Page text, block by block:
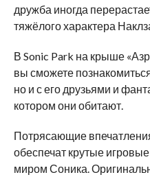
дружба иногда
тяжёлого характера
В Sonic Park на крыше
вы сможете
но и с его друзьями и
котором они обитают.
Потрясающие
обеспечат крутые
миром Соника.